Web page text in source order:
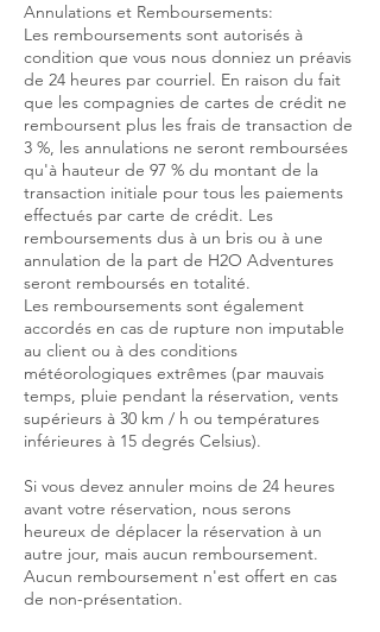
Annulations et Remboursements:
Les remboursements sont autorisés à
condition que vous nous donniez un préavis
de 24 heures par courriel. En raison du fait
que les compagnies de cartes de crédit ne
remboursent plus les frais de transaction de
3 %, les annulations ne seront remboursées
qu'à hauteur de 97 % du montant de la
transaction initiale pour tous les paiements
effectués par carte de crédit. Les
remboursements dus à un bris ou à une
annulation de la part de H2O Adventures
seront remboursés en totalité.
Les remboursements sont également
accordés en cas de rupture non imputable
au client ou à des conditions
météorologiques extrêmes (par mauvais
temps, pluie pendant la réservation, vents
supérieurs à 30 km / h ou températures
inférieures à 15 degrés Celsius).
Si vous devez annuler moins de 24 heures
avant votre réservation, nous serons
heureux de déplacer la réservation à un
autre jour, mais aucun remboursement.
Aucun remboursement n'est offert en cas
de non-présentation.